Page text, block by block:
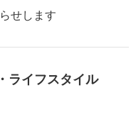
せします
ライフスタイル